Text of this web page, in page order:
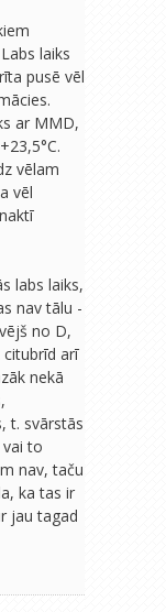
laiks
pusē vēl
ar MMD,
vēlam
vēl
labs laiks,
nav tālu -
no D,
arī
nekā
t. svārstās
vai to
nav, taču
ka tas ir
jau tagad